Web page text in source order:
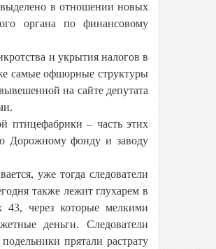
выделено в отношении новых
органа по финансовому
и укрытия налогов в
самые офшорные структуры
на сайте депутата
птицефабрики – часть этих
Дорожному фонду и заводу
уже тогда следователи
также лежит глухарем в
через которые мелкими
деньги. Следователи
прятали растрату